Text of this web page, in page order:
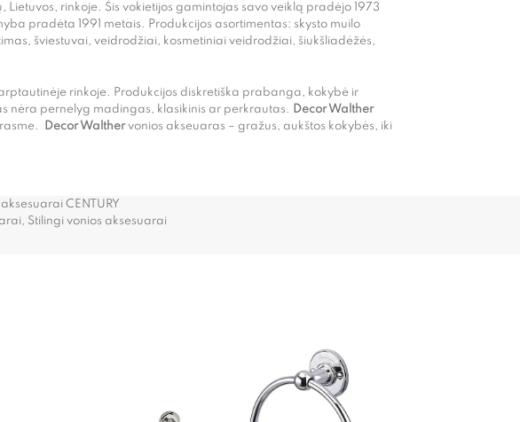
rinkoje. Šis vokietijos gamintojas savo veiklą pradėjo 1973
pradėta 1991 metais. Produkcijos asortimentas: skysto muilo
šviestuvai, veidrodžiai, kosmetiniai veidrodžiai, šiukšliadėžės,
rinkoje. Produkcijos diskretiška prabanga, kokybė ir
nėra pernelyg madingas, klasikinis ar perkrautas.
Decor Walther
Decor Walthervonios akseuaras – gražus, aukštos kokybės, iki
CENTURY
Stilingi vonios aksesuarai